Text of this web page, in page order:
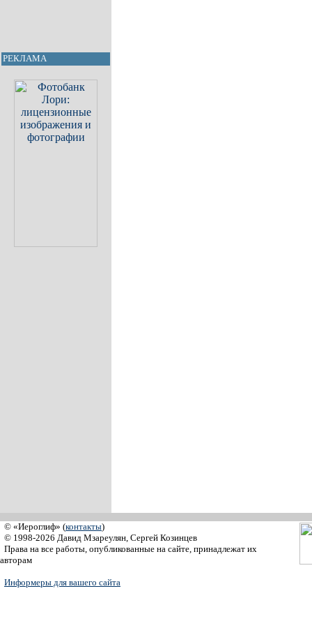
РЕКЛАМА
© «Иероглиф» (контакты)
© 1998-2026 Давид Мзареулян, Сергей Козинцев
Права на все работы, опубликованные на сайте, принадлежат их
авторам
Информеры для вашего сайта